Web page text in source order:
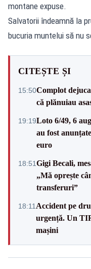
montane expuse.
Salvatorii îndeamnă la
bucuria muntelui să nu
CITEȘTE ȘI
15:50Complot
că plănuiau
19:19Loto 6/49, 6
au fost
euro
18:51Gigi Becali,
„Mă oprește
transferuri”
18:11 Accident pe
urgență. Un
mașini